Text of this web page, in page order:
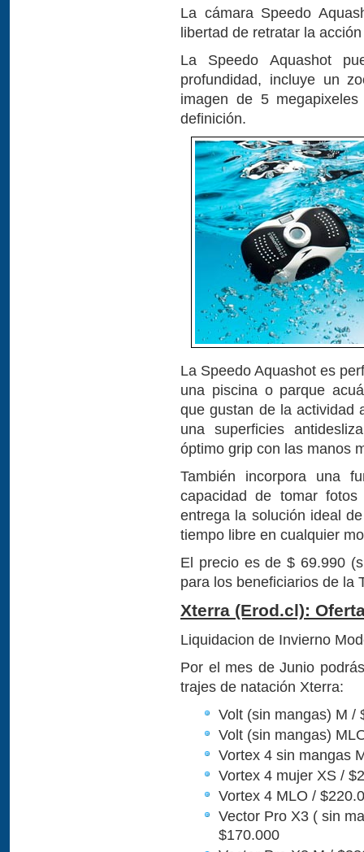
La cámara Speedo
libertad de retratar la
La Speedo Aquashot
profundidad, incluye un
imagen de 5
definición.
La Speedo Aquashot es
una piscina o parque
que gustan de la actividad
una superficies
óptimo grip con las manos
También incorpora una
capacidad de tomar
entrega la solución ideal
tiempo libre en cualquier
El precio es de $ 69.990
para los beneficiarios de la
Xterra (Erod.cl):
Liquidacion de Invierno
Por el mes de Junio
trajes de natación Xterra:
Volt (sin mangas) M /
Volt (sin mangas)
Vortex 4 sin mangas
Vortex 4 mujer XS /
Vortex 4 MLO /
Vector Pro X3 ( sin
$170.000